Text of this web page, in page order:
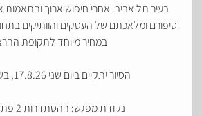
בעיר תל אביב. אחרי חיפוש ארוך והתאמות
סיפורם ומלאכתם של העסקים והוותיקים
במחיר מיוחד לתקופת
הסיור יתקיים ביום שני 17.8.26, בשעה 9:30
נקודת מפגש: ההסתדרות 2 פתח תקווה